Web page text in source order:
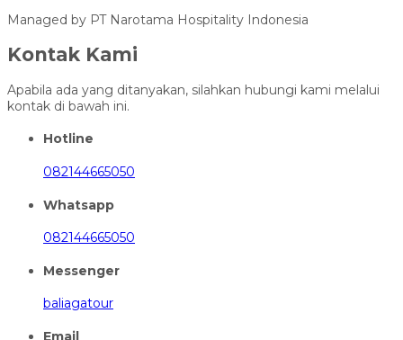
Managed by PT Narotama Hospitality Indonesia
Kontak Kami
Apabila ada yang ditanyakan, silahkan hubungi kami melalui
kontak di bawah ini.
Hotline
082144665050
Whatsapp
082144665050
Messenger
baliagatour
Email